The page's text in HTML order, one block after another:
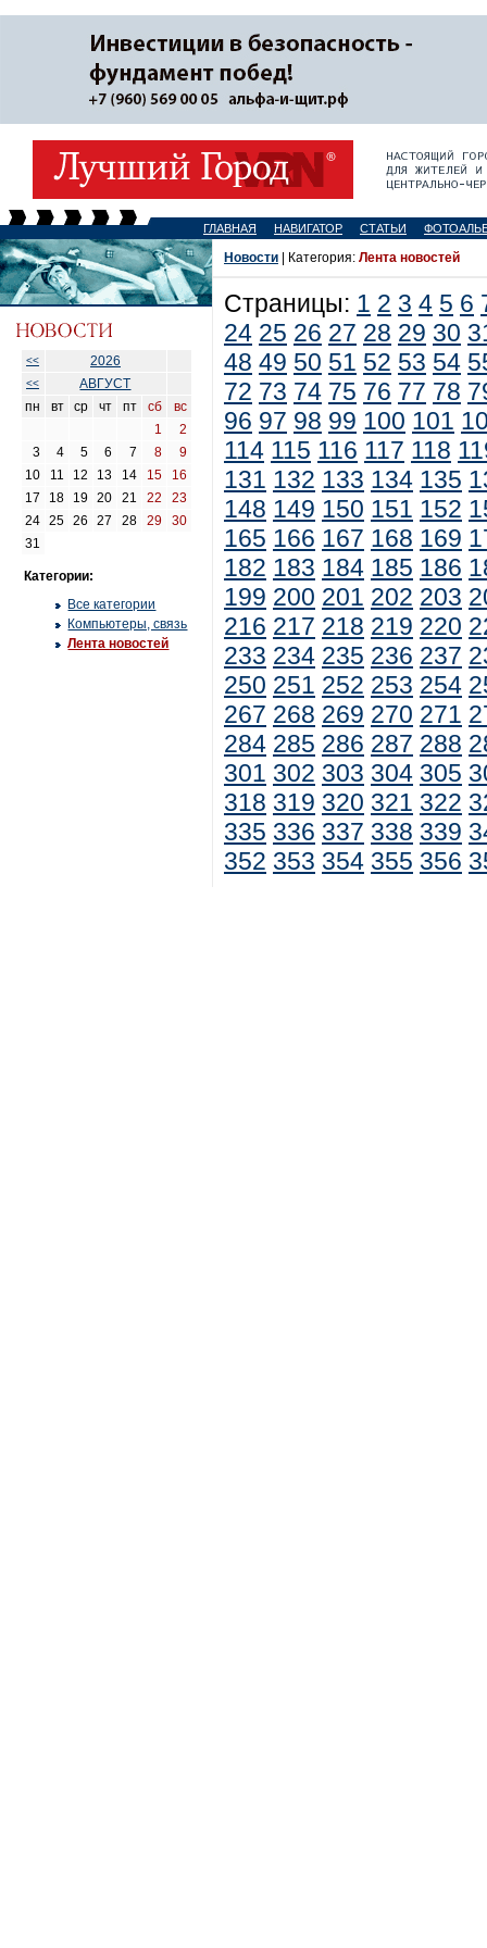
ГЛАВНАЯ НАВИГАТОР СТАТЬИ
<< 2026
<<
АВГУСТ
пн
вт ср чт пт сб
вс
1
2
3
4 5 6 7 8
9
10
11 12 13 14 15
16
17
18 19 20 21 22
23
24
25 26 27 28 29
30
31
Категории:
Все категории
Компьютеры, связь
Лента новостей
Новости | Категория: Лента новостей
Страницы: 1 2 3 4 5 6
24 25 26 27 28 29 30
48 49 50 51 52 53 54
72 73 74 75 76 77 78
96 97 98 99 100 101
114 115 116 117 118
131 132 133 134 135
148 149 150 151 152
165 166 167 168 169
182 183 184 185 186
199 200 201 202 203
216 217 218 219 220
233 234 235 236 237
250 251 252 253 254
267 268 269 270 271
284 285 286 287 288
301 302 303 304 305
318 319 320 321 322
335 336 337 338 339
352 353 354 355 356